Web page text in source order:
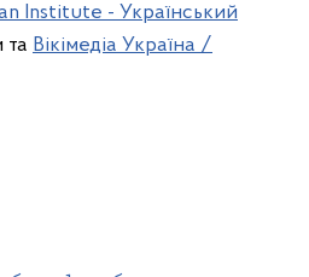
Institute - Український
та Вікімедіа Україна /